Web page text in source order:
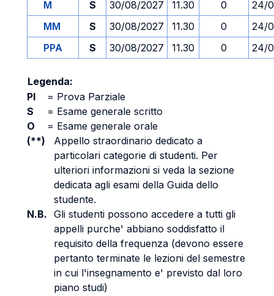
M S 30/08/2027 11.30 0
24/
MM
S 30/08/2027 11.30 0
24/
PPA
S 30/08/2027 11.30 0 24/
Legenda:
PI
= Prova Parziale
S
= Esame generale scritto
O
= Esame generale orale
(**)
Appello straordinario dedicato a
particolari categorie di studenti. Per
ulteriori informazioni si veda la sezione
dedicata agli esami della Guida dello
studente.
N.B. Gli studenti possono accedere a tutti gli
appelli purche' abbiano soddisfatto il
requisito della frequenza (devono essere
pertanto terminate le lezioni del semestre
in cui l'insegnamento e' previsto dal loro
piano studi)